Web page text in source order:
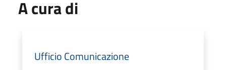
A cura di
Ufficio Comunicazione